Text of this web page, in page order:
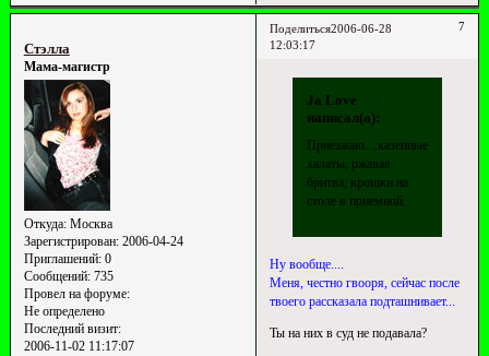
Поделиться 7
2006-06-28
12:03:17
Стэлла
Мама-магистр
Откуда:Москва
Зарегистрирован: 2006-04-24
Приглашений:0
Сообщений:735
Провел на форуме:
Не определено
Последний визит:
2006-11-02 11:17:07
Ja Love
написал(а):
Приезжаю....казенные
халаты, ржавая
бритва, крошки на
столе в приемной.
Ну вообще....
Меня, честно гвооря, сейчас после
твоего рассказала подташнивает...
Ты на них в суд не подавала?